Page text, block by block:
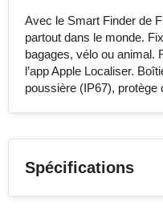
Avec le Smart Finder de
partout dans le monde.
bagages, vélo ou animal.
l’app Apple Localiser.
poussière (IP67),
Spécifications